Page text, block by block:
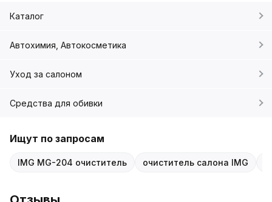
Каталог
Автохимия, Автокосметика
Уход за салоном
Средства для обивки
Ищут по запросам
IMG MG-204 очиститель очиститель салона IMG